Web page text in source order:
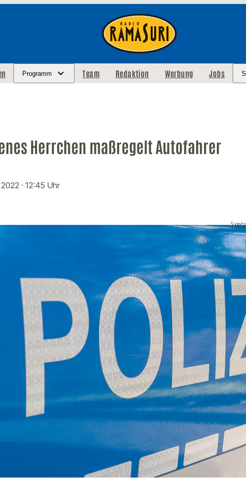
Programm Team Redaktion Werbung Jobs
Herrchen maßregelt Autofahrer
· 12:45 Uhr